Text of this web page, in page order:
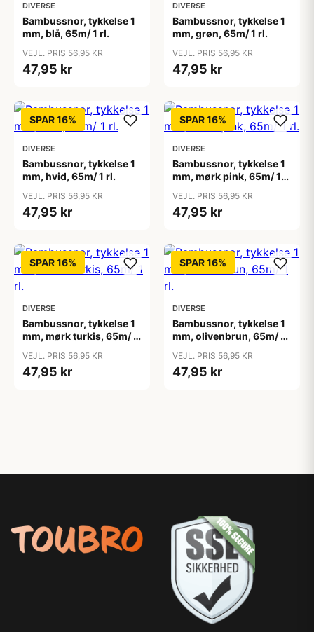
DIVERSE
Bambussnor, tykkelse 1
mm, blå, 65m/ 1 rl.
VEJL. PRIS 56,95 KR
47,95 kr
DIVERSE
Bambussnor, tykkelse 1
mm, grøn, 65m/ 1 rl.
VEJL. PRIS 56,95 KR
47,95 kr
SPAR 16%
DIVERSE
Bambussnor, tykkelse 1
mm, hvid, 65m/ 1 rl.
VEJL. PRIS 56,95 KR
47,95 kr
SPAR 16%
DIVERSE
Bambussnor, tykkelse 1
mm, mørk pink, 65m/ 1
VEJL. PRIS 56,95 KR
47,95 kr
SPAR 16%
DIVERSE
Bambussnor, tykkelse 1
mm, mørk turkis, 65m/ 1
VEJL. PRIS 56,95 KR
47,95 kr
SPAR 16%
DIVERSE
Bambussnor, tykkelse 1
mm, olivenbrun, 65m/ 1
VEJL. PRIS 56,95 KR
47,95 kr